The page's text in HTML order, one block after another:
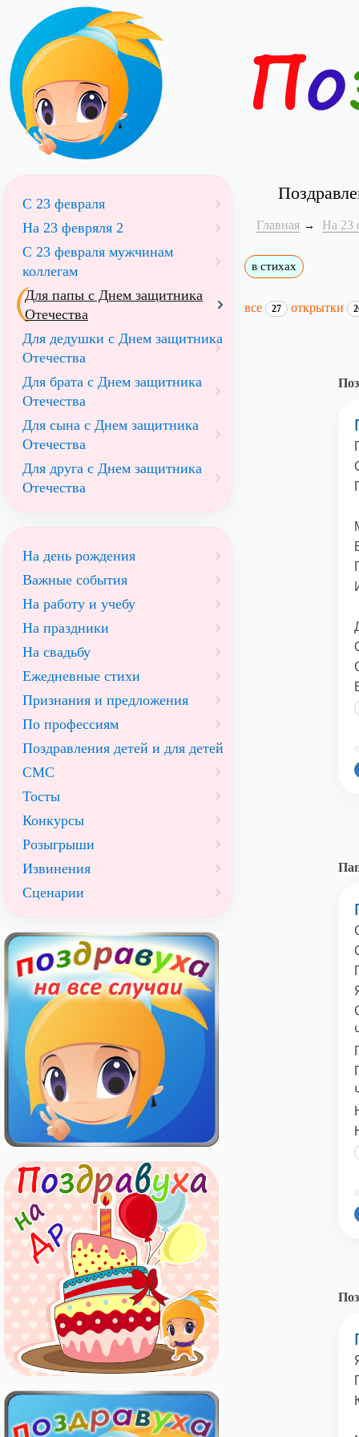
Главная На 23
в стихах
все 27 открытки
С 23 февраля
На 23 февряля 2
С 23 февраля мужчинам
коллегам
Для папы с Днем защитника
Отечества
Для дедушки с Днем защитника
Отечества
Для брата с Днем защитника
Отечества
Для сына с Днем защитника
Отечества
Для друга с Днем защитника
Отечества
На день рождения
Важные события
На работу и учебу
На праздники
На свадьбу
Ежедневные стихи
Признания и предложения
По профессиям
Поздравления детей и для детей
СМС
Тосты
Конкурсы
Розыгрыши
Извинения
Сценарии